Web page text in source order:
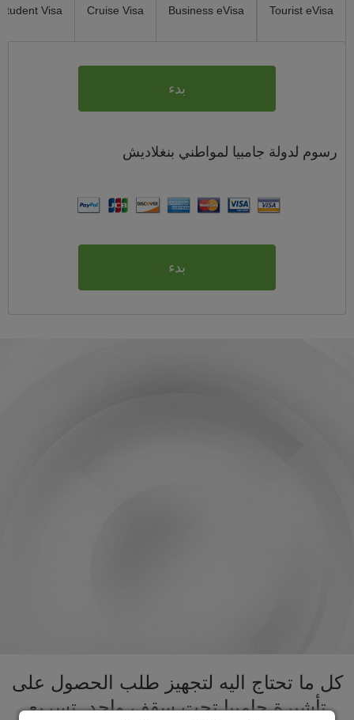
Tourist eVisa
Business eVisa
Cruise Visa
Student Visa
بدء
رسوم لدولة جامبيا لمواطني بنغلاديش
بدء
كل ما تحتاج اليه لتجهيز طلب الحصول على
تأشيرة جامبيا تحت سقف واحد. تسريع